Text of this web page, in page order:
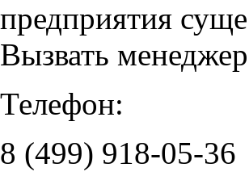
предприятия
Вызвать
Телефон:
8 (499) 918-05-36